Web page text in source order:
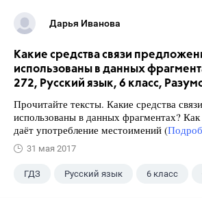
Дарья Иванова
Какие средства связи
использованы в данных
272, Русский язык, 6 класс,
Прочитайте тексты. Какие средства
использованы в данных фрагментах?
даёт употребление местоимений (
31 мая 2017
ГДЗ Русский язык 6 класс